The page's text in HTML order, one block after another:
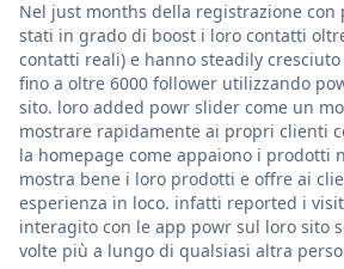
Nel just months della registrazione con
stati in grado di boost i loro contatti
contatti reali) e hanno steadily
fino a oltre 6000 follower utilizzando
sito. loro added powr slider come un
mostrare rapidamente ai propri clienti
la homepage come appaiono i prodotti
mostra bene i loro prodotti e offre ai
esperienza in loco. infatti reported i
interagito con le app powr sul loro sito
volte più a lungo di qualsiasi altra